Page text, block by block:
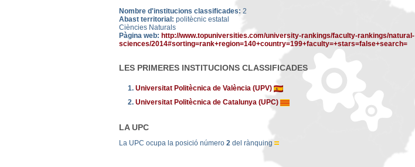
Nombre d'institucions classificades: 2
Abast territorial: politècnic estatal
Ciències Naturals
Pàgina web: http://www.topuniversities.com/university-rankings/faculty-rankings/natural-
sciences/2014#sorting=rank+region=140+country=199+faculty=+stars=false+search=
LES PRIMERES INSTITUCIONS CLASSIFICADES
1. Universitat Politècnica de València (UPV)
2. Universitat Politècnica de Catalunya (UPC)
LA UPC
La UPC ocupa la posició número 2 del rànquing